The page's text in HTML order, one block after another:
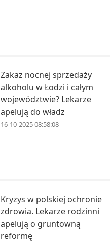
Zakaz nocnej sprzedaży
alkoholu w Łodzi i całym
województwie? Lekarze
apelują do władz
16-10-2025 08:58:08
Kryzys w polskiej ochronie
zdrowia. Lekarze rodzinni
apelują o gruntowną
reformę